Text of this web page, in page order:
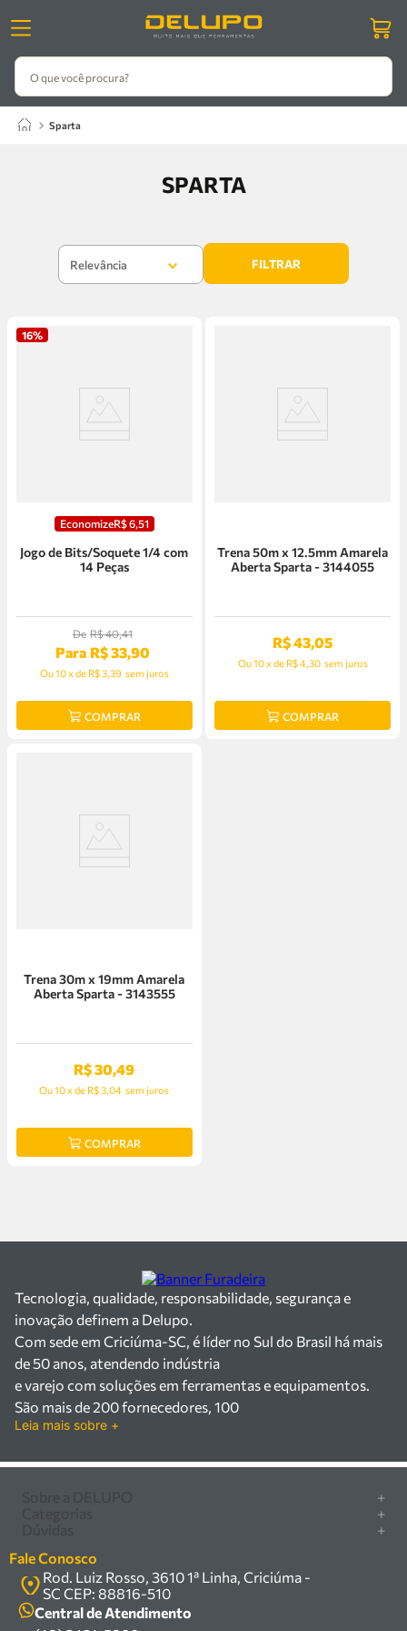
O que você procura?
sparta
SPARTA
Relevância FILTRAR
16%
EconomizeR$6, 51
Jogo de Bits/Soquete 1/4 com
14 Peças
De R$40,41
Para R$33,90
Ou10xde R$ 3,39 sem juros
COMPRAR
Trena 50m x 12.5mm Amarela
Aberta Sparta - 3144055
R$43,05
Ou10xde R$ 4,30 sem juros
COMPRAR
Trena 30m x 19mm Amarela
Aberta Sparta - 3143555
R$30,49
Ou10xde R$ 3,04 sem juros
COMPRAR
Tecnologia, qualidade, responsabilidade, segurança e
inovação definem a Delupo.
Com sede em Criciúma-SC, é líder no Sul do Brasil há mais
de 50 anos, atendendo indústria
e varejo com soluções em ferramentas e equipamentos.
São mais de 200 fornecedores, 100
mil itens à pronta entrega e uma equipe qualificada em
Há mais de 50 anos no mercado, a Delupo é referência em
setores industrial e varejista com um amplo portfólio de
produtos à pronta entrega.
Trabalhamos com mais de 200 fornecedores parceiros e
um estoque com mais de
Leia mais sobre +
+
Marcas
Política de privacidade
Política de entrega
+
Serra circular
Compressor
Caixa Organizadora
+
Como comprar
Central de ajuda
Troca, devolução e garantia
Fale Conosco
Rod. Luiz Rosso, 3610 1ª Linha, Criciúma -
SC CEP: 88816-510
Central de Atendimento